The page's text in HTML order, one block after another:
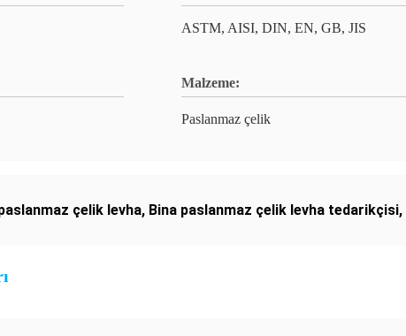
ASTM, AISI, DIN, EN, GB, JIS
Malzeme:
Paslanmaz çelik
çelik levha, Bina paslanmaz çelik levha tedarikçisi,